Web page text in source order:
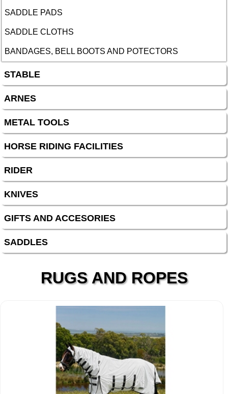
SADDLE PADS
SADDLE CLOTHS
BANDAGES, BELL BOOTS AND POTECTORS
STABLE
ARNES
METAL TOOLS
HORSE RIDING FACILITIES
RIDER
KNIVES
GIFTS AND ACCESORIES
SADDLES
RUGS AND ROPES